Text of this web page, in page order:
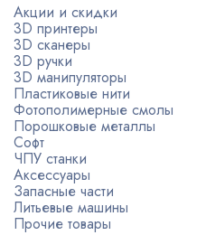
Акции и скидки
3D принтеры
3D сканеры
3D ручки
3D манипуляторы
Пластиковые нити
Фотополимерные смолы
Порошковые металлы
Софт
ЧПУ станки
Аксессуары
Запасные части
Литьевые машины
Прочие товары